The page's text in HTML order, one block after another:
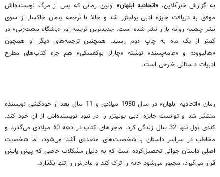
به گزارش خبرآنلاین، «اتحادیه‌ ابلهان» اولین رمانی که پس از مرگ نویسنده‌اش
موفق به دریافت جایزه‌ ادبی پولیتزر شد و حالا با ترجمه پیمان خاکسار از سوی
نشر چشمه روانه بازار نشر شده است. جدیدترین ترجمه‌ او، «باشگاه‌ مشت‌زنی» در
کمتر از یک ‌ماه به چاپ دوم رسید. همچنین ترجمه‌های دیگر او همچون
«هالیوود» و «عامه‌پسند» نوشته‌‌ «چارلز بوکفسکی» هم جزء کتاب‌های مطرح
ادبیات ‌داستانی خارجی است.
رمان «اتحادیه ابلهان» در سال 1980 میلادی و 11 سال بعد از خودکشی نویسنده
منتشر شد و توانست جایزه ادبی پولیتزر را در نبود نویسنده‌اش از آنِ خود کند.
کندی تول تنها 32 سال زندگی کرد. ماجراهای کتاب در دهه‌ 60 میلادی می‌گذرد و
مخاطب در سراسر داستان با شخصیت‌های متعددی آشنا می‌شود، اما شخصیت
اصلی داستان جوانی تحصیل‌کرده است که به دلیل مشکلات خاصی که پیش پایش
قرار می‌گیرد، مجبور می‌شود خانه‌ را ترک کند و مادرش را تنها بگذارد.